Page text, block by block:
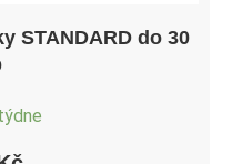
STANDARD do 30